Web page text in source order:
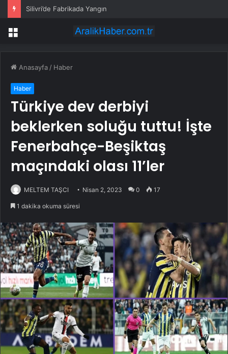
Silivri’de Fabrikada Yangın
Menü
Anasayfa / Haber
Haber
Türkiye dev derbiyi
beklerken soluğu tuttu! İşte
Fenerbahçe-Beşiktaş
maçındaki olası 11’ler
MELTEM TAŞCI Nisan 2, 2023 0 17
1 dakika okuma süresi